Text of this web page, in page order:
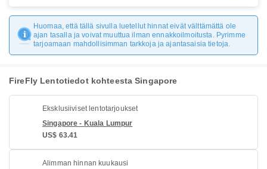
Huomaa, että tällä sivulla luetellut hinnat eivät välttämättä ole
ajan tasalla ja voivat muuttua ilman ennakkoilmoitusta. Pyrimme
tarjoamaan mahdollisimman tarkkoja ja ajantasaisia tietoja.
FireFly Lentotiedot kohteesta Singapore
Eksklusiiviset lentotarjoukset
Singapore - Kuala Lumpur
US$ 63.41
Alimman hinnan kuukausi